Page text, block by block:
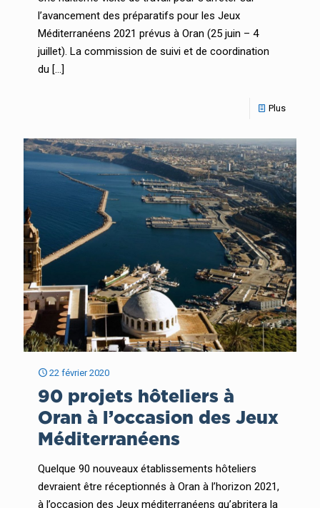
l’avancement des préparatifs pour les Jeux
Méditerranéens 2021 prévus à Oran (25 juin – 4
juillet). La commission de suivi et de coordination
du […]
Plus
22 février 2020
90 projets hôteliers à
Oran à l’occasion des Jeux
Méditerranéens
Quelque 90 nouveaux établissements hôteliers
devraient être réceptionnés à Oran à l’horizon 2021,
à l’occasion des Jeux méditerranéens qu’abritera la